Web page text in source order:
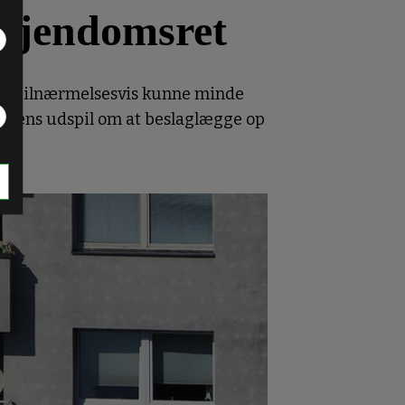
tilnærmelsesvis kunne minde
udspil om at beslaglægge op